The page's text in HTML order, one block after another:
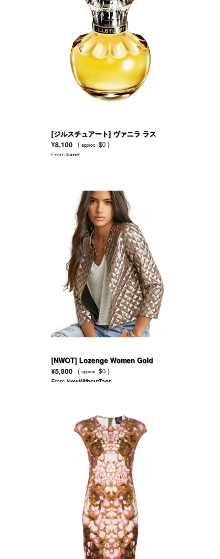
[ジルスチュアート] ヴァニラ ラス
ト EDP
¥8,100 ( approx. $0 )
Fromkaori
[NWOT] Lozenge Women Gold
Sequins Jackets Three quater
sleeve
¥5,800 ( approx. $0 )
FromNewWithoutTags